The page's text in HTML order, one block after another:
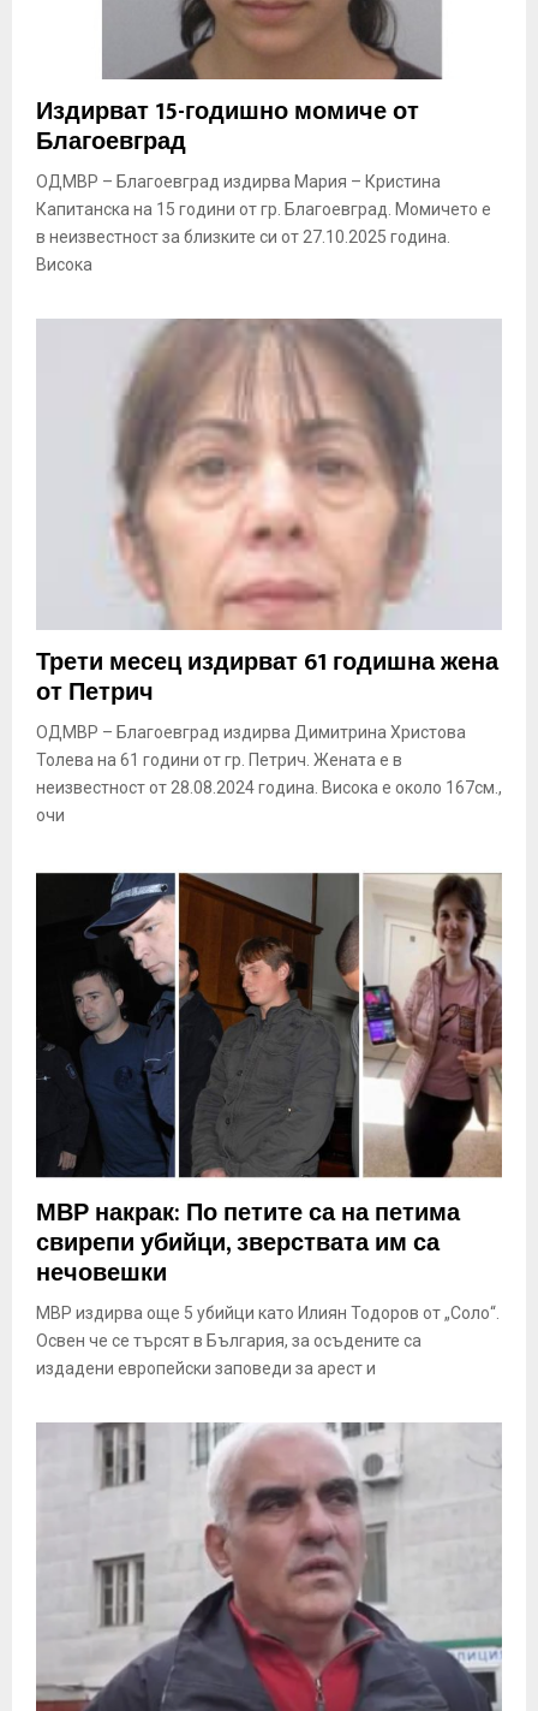
Издирват 15-годишно момиче от
Благоевград
ОДМВР – Благоевград издирва Мария – Кристина
Капитанска на 15 години от гр. Благоевград. Момичето е
в неизвестност за близките си от 27.10.2025 година.
Висока
Трети месец издирват 61 годишна жена
от Петрич
ОДМВР – Благоевград издирва Димитрина Христова
Толева на 61 години от гр. Петрич. Жената е в
неизвестност от 28.08.2024 година. Висока е около 167см.,
очи
МВР накрак: По петите са на петима
свирепи убийци, зверствата им са
нечовешки
МВР издирва още 5 убийци като Илиян Тодоров от „Соло“.
Освен че се търсят в България, за осъдените са
издадени европейски заповеди за арест и